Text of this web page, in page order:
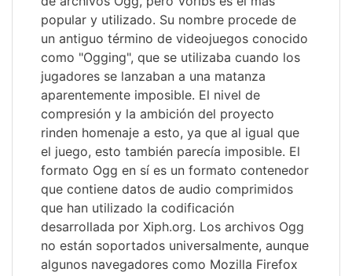
popular y utilizado. Su nombre procede de
un antiguo término de videojuegos conocido
como "Ogging", que se utilizaba cuando los
jugadores se lanzaban a una matanza
aparentemente imposible. El nivel de
compresión y la ambición del proyecto
rinden homenaje a esto, ya que al igual que
el juego, esto también parecía imposible. El
formato Ogg en sí es un formato contenedor
que contiene datos de audio comprimidos
que han utilizado la codificación
desarrollada por Xiph.org. Los archivos Ogg
no están soportados universalmente, aunque
algunos navegadores como Mozilla Firefox